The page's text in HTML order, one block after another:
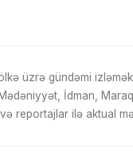
üzrə gündəmi izləmək
İdman,
reportajlar ilə aktual